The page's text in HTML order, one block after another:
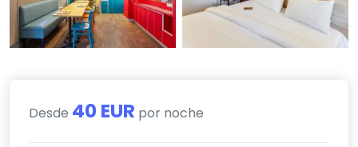
Desde 40 EUR por noche